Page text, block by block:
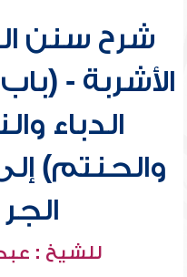
شرح سنن
الأشربة -
الدباء
والحنتم)
للشيخ :